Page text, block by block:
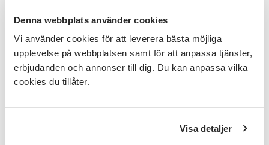
Denna webbplats använder cookies
Vi använder cookies för att leverera bästa möjliga
upplevelse på webbplatsen samt för att anpassa tjänster,
erbjudanden och annonser till dig. Du kan anpassa vilka
cookies du tillåter.
Visa detaljer
Terminsinformation
Höstlov v. 44, den 26/10-1/11
Dansuppvisning den 6 december.